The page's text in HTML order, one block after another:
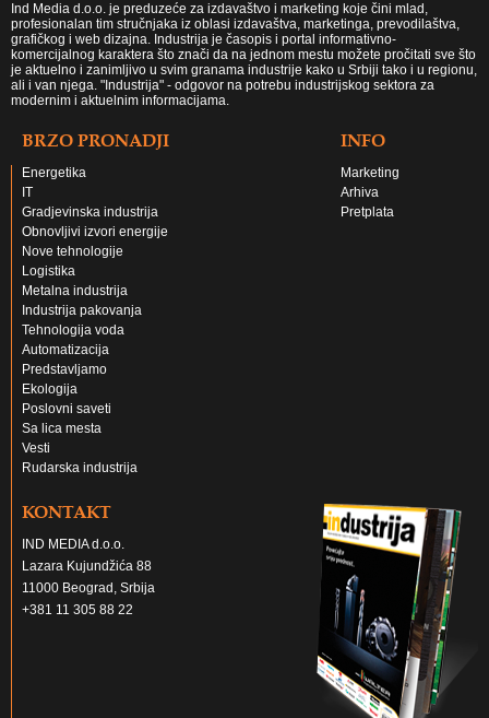
Ind Media d.o.o. je preduzeće za izdavaštvo i marketing koje čini mlad,
profesionalan tim stručnjaka iz oblasi izdavaštva, marketinga, prevodilaštva,
grafičkog i web dizajna. Industrija je časopis i portal informativno-
komercijalnog karaktera što znači da na jednom mestu možete pročitati sve što
je aktuelno i zanimljivo u svim granama industrije kako u Srbiji tako i u regionu,
ali i van njega. "Industrija" - odgovor na potrebu industrijskog sektora za
modernim i aktuelnim informacijama.
BRZO PRONADJI
Energetika
IT
Gradjevinska industrija
Obnovljivi izvori energije
Nove tehnologije
Logistika
Metalna industrija
Industrija pakovanja
Tehnologija voda
Automatizacija
Predstavljamo
Ekologija
Poslovni saveti
Sa lica mesta
Vesti
Rudarska industrija
INFO
Marketing
Arhiva
Pretplata
KONTAKT
IND MEDIA d.o.o.
Lazara Kujundžića 88
11000 Beograd, Srbija
+381 11 305 88 22